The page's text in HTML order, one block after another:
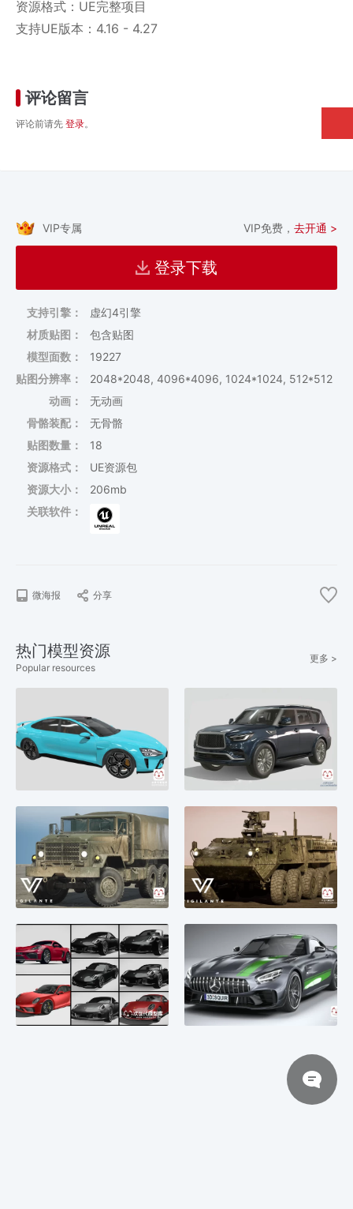
资源格式：UE完整项目
支持UE版本：4.16 - 4.27
评论留言
评论前请先 登录。
VIP专属 VIP免费， 去开通 >
登录下载
支持引擎：
虚幻4引擎
材质贴图：
包含贴图
模型面数：
19227
贴图分辨率：
2048*2048, 4096*4096, 1024*1024, 512*512
动画：
无动画
骨骼装配：
无骨骼
贴图数量：
18
资源格式：
UE资源包
资源大小：
206mb
关联软件：
微海报 分享
热门模型资源
Popular resources
更多 >